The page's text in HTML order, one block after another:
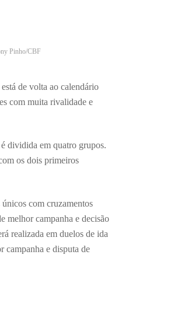
Pinho/CBF
de volta ao calendário
com muita rivalidade e
dividida em quatro grupos.
os dois primeiros
com cruzamentos
melhor campanha e decisão
realizada em duelos de ida
campanha e disputa de